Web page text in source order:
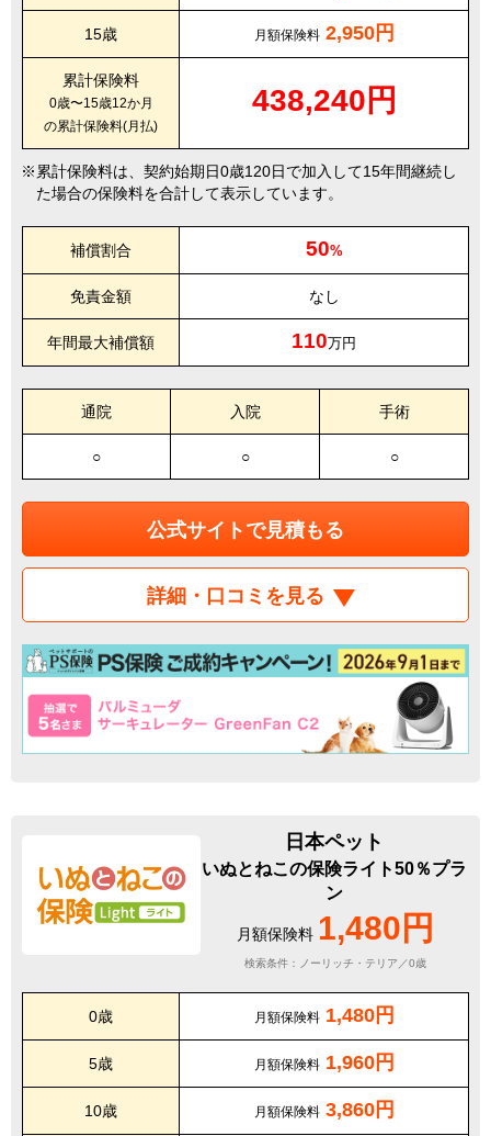
15歳 月額保険料 2,950円
累計保険料
0歳〜15歳12か月
の累計保険料(月払)
438,240円
累計保険料は、契約始期日0歳120日で加入して15年間継続し
た場合の保険料を合計して表示しています。
補償割合 50%
免責金額 なし
年間最大補償額 110万円
通院 入院 手術
○ ○ ○
公式サイトで見積もる
詳細・口コミを見る
日本ペット
いぬとねこの保険ライト50％プラ
ン
月額保険料 1,480円
検索条件：ノーリッチ・テリア／0歳
0歳 月額保険料 1,480円
5歳 月額保険料 1,960円
10歳 月額保険料 3,860円